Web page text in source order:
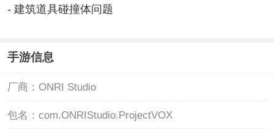
- 建筑道具碰撞体问题
手游信息
厂商： ONRI Studio
包名： com.ONRIStudio.ProjectVOX